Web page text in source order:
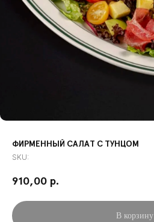
ФИРМЕННЫЙ САЛАТ С ТУНЦОМ
SKU:
910,00 р.
В корзину